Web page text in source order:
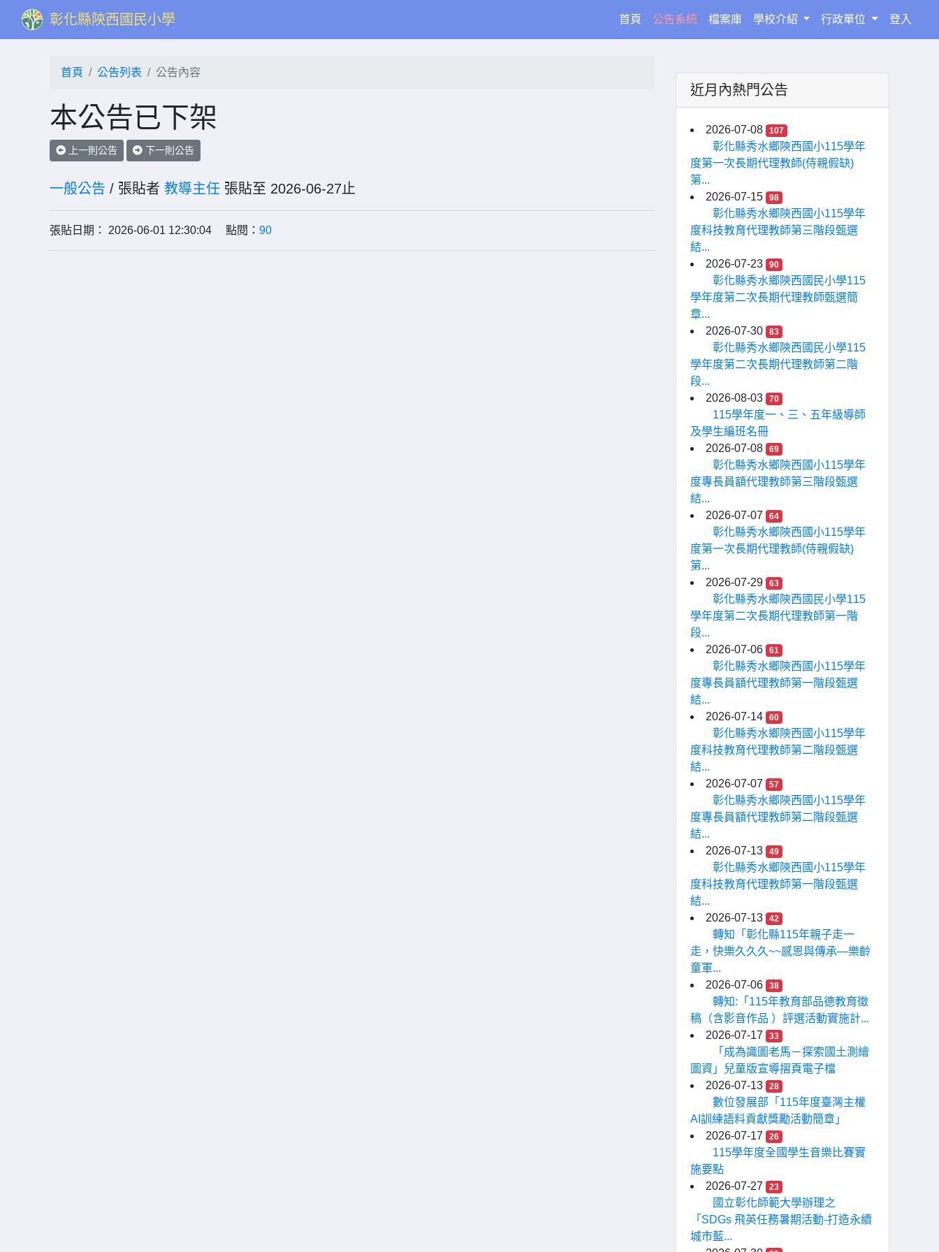
彰化縣陝西國民小學 首頁(current)
公告系統 檔案庫 學校介紹 行政單位 登入
首頁 公告列表 公告內容
本公告已下架
上一則公告 下一則公告
一般公告 / 張貼者 教導主任 張貼至 2026-06-27止
張貼日期： 2026-06-01 12:30:04 點閱： 90
近月內熱門公告
2026-07-08 107
彰化縣秀水鄉陝西國小115學年
度第一次長期代理教師(侍親假缺)
第...
2026-07-15
98
彰化縣秀水鄉陝西國小115學年
度科技教育代理教師第三階段甄選
結...
2026-07-23
90
彰化縣秀水鄉陝西國民小學115
學年度第二次長期代理教師甄選簡
章...
2026-07-30
83
彰化縣秀水鄉陝西國民小學115
學年度第二次長期代理教師第二階
段...
2026-08-03
70
115學年度一、三、五年級導師
及學生編班名冊
2026-07-08
69
彰化縣秀水鄉陝西國小115學年
度專長員額代理教師第三階段甄選
結...
2026-07-07
64
彰化縣秀水鄉陝西國小115學年
度第一次長期代理教師(侍親假缺)
第...
2026-07-29
63
彰化縣秀水鄉陝西國民小學115
學年度第二次長期代理教師第一階
段...
2026-07-06
61
彰化縣秀水鄉陝西國小115學年
度專長員額代理教師第一階段甄選
結...
2026-07-14
60
彰化縣秀水鄉陝西國小115學年
度科技教育代理教師第二階段甄選
結...
2026-07-07
57
彰化縣秀水鄉陝西國小115學年
度專長員額代理教師第二階段甄選
結...
2026-07-13
49
彰化縣秀水鄉陝西國小115學年
度科技教育代理教師第一階段甄選
結...
2026-07-13
42
轉知「彰化縣115年親子走一
走，快樂久久久~~感恩與傳承—樂齡
童軍...
2026-07-06
38
轉知:「115年教育部品德教育徵
稿（含影音作品 ）評選活動實施計...
2026-07-17
33
「成為識圖老馬－探索國土測繪
圖資」兒童版宣導摺頁電子檔
2026-07-13
28
數位發展部「115年度臺灣主權
AI訓練語料貢獻獎勵活動簡章」
2026-07-17
26
115學年度全國學生音樂比賽實
施要點
2026-07-27
23
國立彰化師範大學辦理之
「SDGs 飛英任務暑期活動-打造永續
城市藍...